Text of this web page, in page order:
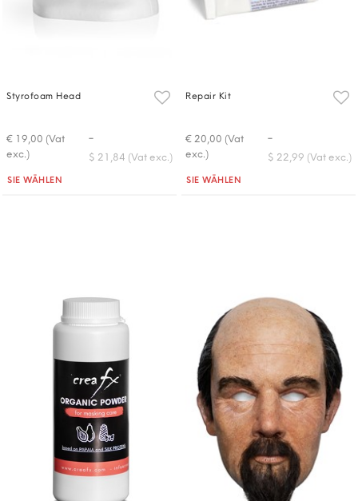
Styrofoam Head
€ 19,00 (Vat
exc.)
-
$ 21,84 (Vat exc.)
Quantità
SIE WÄHLEN
Repair Kit
€ 20,00 (Vat
exc.)
-
$ 22,99 (Vat exc.)
Quantità
SIE WÄHLEN